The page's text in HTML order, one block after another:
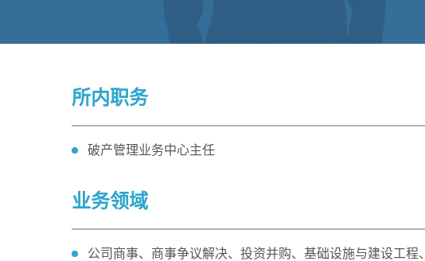
所内职务
破产管理业务中心主任
业务领域
公司商事、商事争议解决、投资并购、基础设施与建设工程